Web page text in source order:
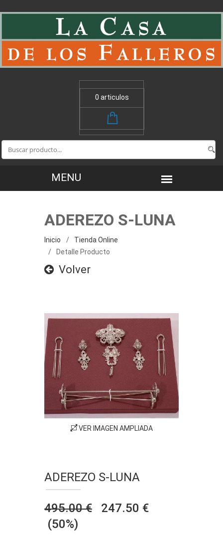
0 articulos
ADEREZO S-LUNA
Inicio
Tienda Online
Detalle Producto
Volver
VER IMAGEN AMPLIADA
ADEREZO S-LUNA
495.00 € 247.50 €
(50%)